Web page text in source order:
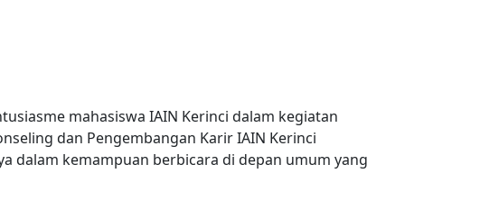
mahasiswa IAIN Kerinci dalam kegiatan
dan Pengembangan Karir IAIN Kerinci
dalam kemampuan berbicara di depan umum yang